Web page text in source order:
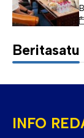
Beritasatu
INFO